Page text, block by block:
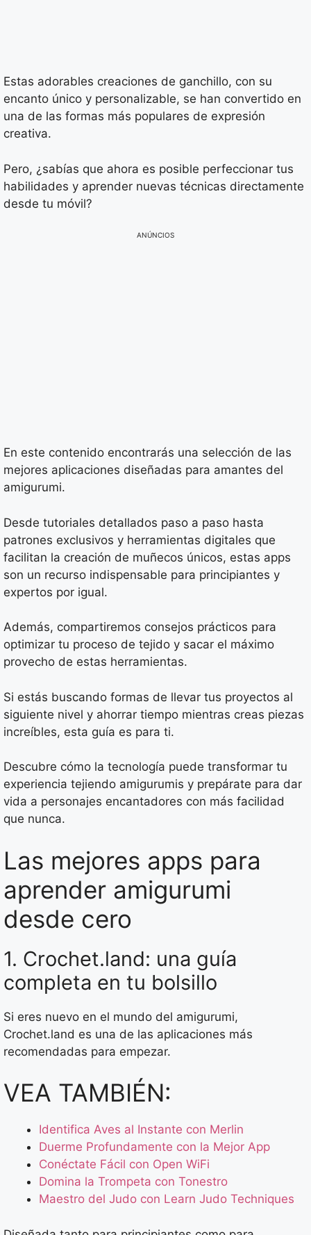
Estas adorables creaciones de ganchillo, con su
encanto único y personalizable, se han convertido en
una de las formas más populares de expresión
creativa.
Pero, ¿sabías que ahora es posible perfeccionar tus
habilidades y aprender nuevas técnicas directamente
desde tu móvil?
ANÚNCIOS
En este contenido encontrarás una selección de las
mejores aplicaciones diseñadas para amantes del
amigurumi.
Desde tutoriales detallados paso a paso hasta
patrones exclusivos y herramientas digitales que
facilitan la creación de muñecos únicos, estas apps
son un recurso indispensable para principiantes y
expertos por igual.
Además, compartiremos consejos prácticos para
optimizar tu proceso de tejido y sacar el máximo
provecho de estas herramientas.
Si estás buscando formas de llevar tus proyectos al
siguiente nivel y ahorrar tiempo mientras creas piezas
increíbles, esta guía es para ti.
Descubre cómo la tecnología puede transformar tu
experiencia tejiendo amigurumis y prepárate para dar
vida a personajes encantadores con más facilidad
que nunca.
Las mejores apps para
aprender amigurumi
desde cero
1. Crochet.land: una guía
completa en tu bolsillo
Si eres nuevo en el mundo del amigurumi,
Crochet.land es una de las aplicaciones más
recomendadas para empezar.
VEA TAMBIÉN:
Identifica Aves al Instante con Merlin
Duerme Profundamente con la Mejor App
Conéctate Fácil con Open WiFi
Domina la Trompeta con Tonestro
Maestro del Judo con Learn Judo Techniques